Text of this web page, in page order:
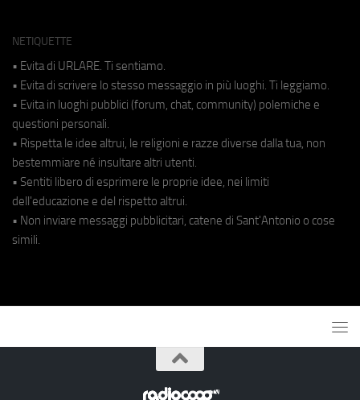
NETIQUETTE
• Evita di URLARE. Ti sentiamo.
• Evita di scrivere lo stesso messaggio in più luoghi. Ti leggiamo.
• Evita in luoghi pubblici (forum, chat, community) polemiche e
questioni personali.
• Rispetta le idee altrui, le religioni e razze diverse dalla tua, non
bestemmiare né insultare altri utenti.
• Sentiti libero di esprimere le proprie idee, nei limiti
dell'educazione e del rispetto altrui.
• Non inviare messaggi pubblicitari, catene di Sant'Antonio o cose
simili.